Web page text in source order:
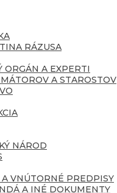
RÁZUSA
ORGÁN A EXPERTI
A STAROSTOV
NÁROD
A VNÚTORNÉ PREDPISY
A INÉ DOKUMENTY